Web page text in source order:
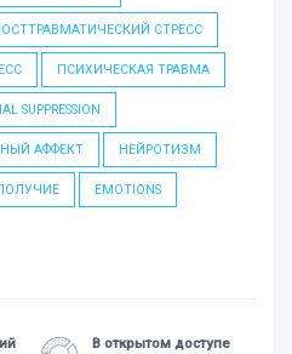
СТРЕСС
ПСИХИЧЕСКАЯ ТРАВМА
SUPPRESSION
АФФЕКТ НЕЙРОТИЗМ
EMOTIONS
В открытом доступе